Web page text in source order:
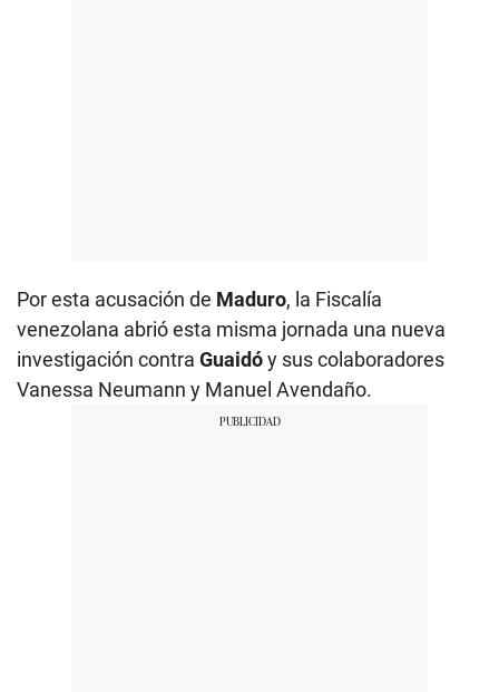
Por esta acusación de Maduro, la Fiscalía
venezolana abrió esta misma jornada una nueva
investigación contra Guaidóy sus colaboradores
Vanessa Neumann y Manuel Avendaño.